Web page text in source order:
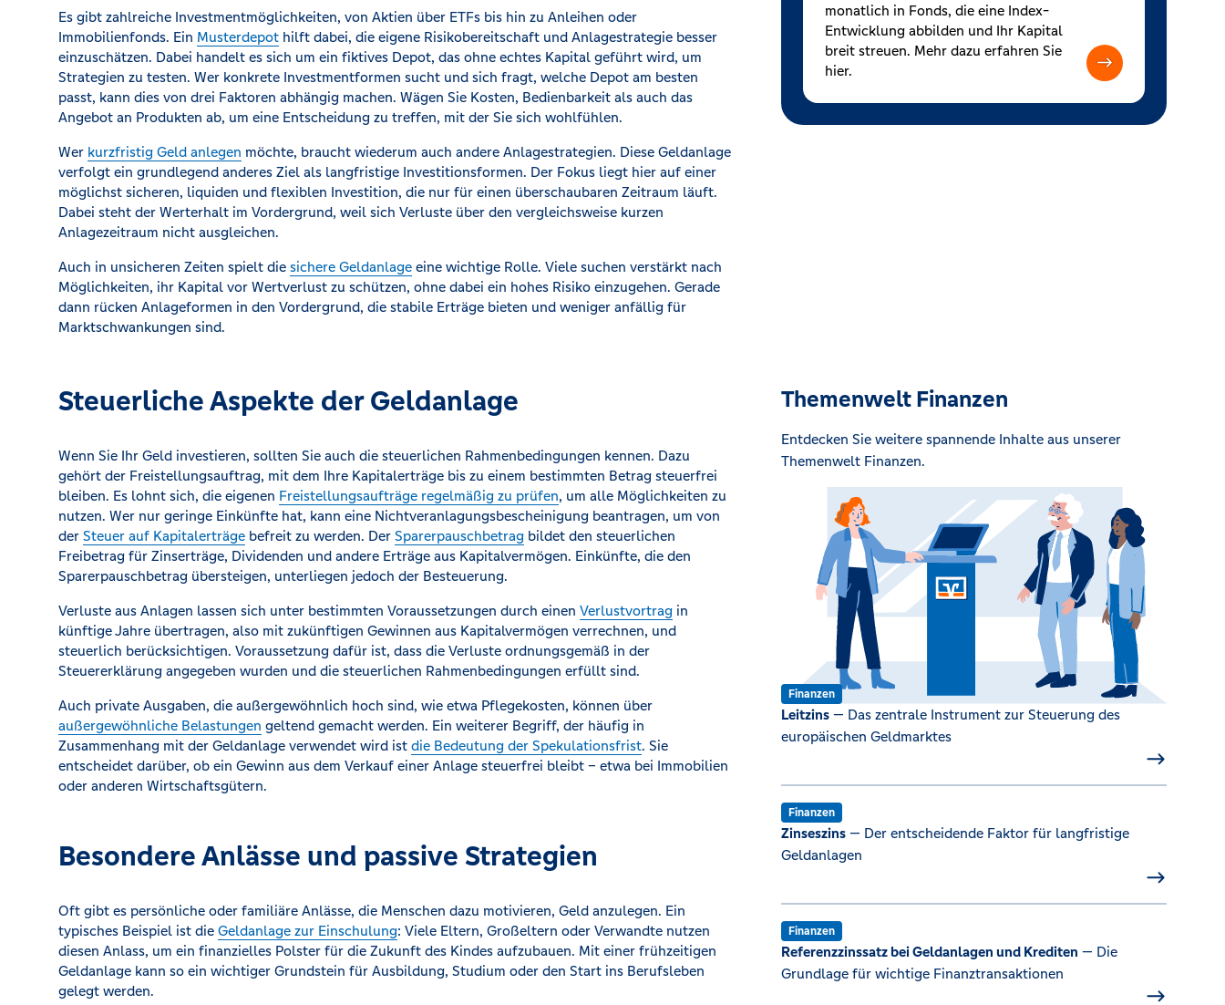
monatlich in Fonds, die eine Index-
Entwicklung abbilden und Ihr Kapital
breit streuen. Mehr dazu erfahren Sie
hier.
Es gibt zahlreiche Investmentmöglichkeiten, von Aktien über ETFs bis hin zu Anleihen oder
Immobilienfonds. Ein Musterdepot hilft dabei, die eigene Risikobereitschaft und Anlagestrategie besser
einzuschätzen. Dabei handelt es sich um ein fiktives Depot, das ohne echtes Kapital geführt wird, um
Strategien zu testen. Wer konkrete Investmentformen sucht und sich fragt, welche Depot am besten
passt, kann dies von drei Faktoren abhängig machen. Wägen Sie Kosten, Bedienbarkeit als auch das
Angebot an Produkten ab, um eine Entscheidung zu treffen, mit der Sie sich wohlfühlen.
Wer kurzfristig Geld anlegen möchte, braucht wiederum auch andere Anlagestrategien. Diese Geldanlage
verfolgt ein grundlegend anderes Ziel als langfristige Investitionsformen. Der Fokus liegt hier auf einer
möglichst sicheren, liquiden und flexiblen Investition, die nur für einen überschaubaren Zeitraum läuft.
Dabei steht der Werterhalt im Vordergrund, weil sich Verluste über den vergleichsweise kurzen
Anlagezeitraum nicht ausgleichen.
Auch in unsicheren Zeiten spielt die sichere Geldanlage eine wichtige Rolle. Viele suchen verstärkt nach
Möglichkeiten, ihr Kapital vor Wertverlust zu schützen, ohne dabei ein hohes Risiko einzugehen. Gerade
dann rücken Anlageformen in den Vordergrund, die stabile Erträge bieten und weniger anfällig für
Marktschwankungen sind.
Steuerliche Aspekte der Geldanlage
Wenn Sie Ihr Geld investieren, sollten Sie auch die steuerlichen Rahmenbedingungen kennen. Dazu
gehört der Freistellungsauftrag, mit dem Ihre Kapitalerträge bis zu einem bestimmten Betrag steuerfrei
bleiben. Es lohnt sich, die eigenen Freistellungsaufträge regelmäßig zu prüfen, um alle Möglichkeiten zu
nutzen. Wer nur geringe Einkünfte hat, kann eine Nichtveranlagungsbescheinigung beantragen, um von
der Steuer auf Kapitalerträge befreit zu werden. Der Sparerpauschbetrag bildet den steuerlichen
Freibetrag für Zinserträge, Dividenden und andere Erträge aus Kapitalvermögen. Einkünfte, die den
Sparerpauschbetrag übersteigen, unterliegen jedoch der Besteuerung.
Verluste aus Anlagen lassen sich unter bestimmten Voraussetzungen durch einen Verlustvortrag in
künftige Jahre übertragen, also mit zukünftigen Gewinnen aus Kapitalvermögen verrechnen, und
steuerlich berücksichtigen. Voraussetzung dafür ist, dass die Verluste ordnungsgemäß in der
Steuererklärung angegeben wurden und die steuerlichen Rahmenbedingungen erfüllt sind.
Auch private Ausgaben, die außergewöhnlich hoch sind, wie etwa Pflegekosten, können über
außergewöhnliche Belastungen geltend gemacht werden. Ein weiterer Begriff, der häufig in
Zusammenhang mit der Geldanlage verwendet wird ist die Bedeutung der Spekulationsfrist. Sie
entscheidet darüber, ob ein Gewinn aus dem Verkauf einer Anlage steuerfrei bleibt – etwa bei Immobilien
oder anderen Wirtschaftsgütern.
Themenwelt Finanzen
Entdecken Sie weitere spannende Inhalte aus unserer
Themenwelt Finanzen.
Finanzen
Leitzins— Das zentrale Instrument zur Steuerung des
europäischen Geldmarktes
Finanzen
Zinseszins— Der entscheidende Faktor für langfristige
Geldanlagen
Finanzen
Referenzzinssatz bei Geldanlagen und Krediten — Die
Grundlage für wichtige Finanztransaktionen
Besondere Anlässe und passive Strategien
Oft gibt es persönliche oder familiäre Anlässe, die Menschen dazu motivieren, Geld anzulegen. Ein
typisches Beispiel ist die Geldanlage zur Einschulung: Viele Eltern, Großeltern oder Verwandte nutzen
diesen Anlass, um ein finanzielles Polster für die Zukunft des Kindes aufzubauen. Mit einer frühzeitigen
Geldanlage kann so ein wichtiger Grundstein für Ausbildung, Studium oder den Start ins Berufsleben
gelegt werden.